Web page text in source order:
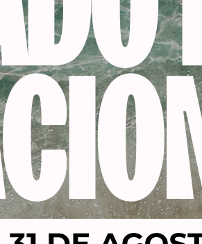
humos/gases/nieblas/vapores/
relacionados
-40%